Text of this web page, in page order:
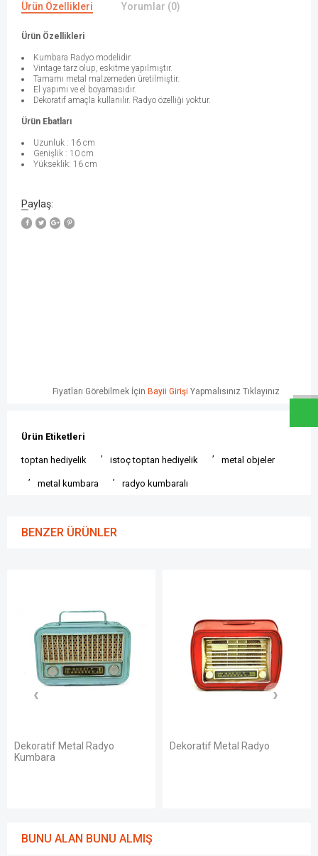
Fiyatları Görebilmek İçin Bayii Girişi Yapmalısınız Tıklayınız
Ürün Özellikleri Yorumlar (0)
Ürün Özellikleri
Kumbara Radyo modelidir.
Vintage tarz olup, eskitme yapılmıştır.
Tamamı metal malzemeden üretilmiştir.
El yapımı ve el boyamasıdır.
Dekoratif amaçla kullanılır. Radyo özelliği yoktur.
Ürün Ebatları
Uzunluk : 16 cm
Genişlik : 10 cm
Yükseklik: 16 cm
Paylaş:
Ürün Etiketleri
toptan hediyelik
,
istoç toptan hediyelik
,
metal objeler
,
metal kumbara
,
radyo kumbaralı
BENZER ÜRÜNLER
Metal Radyo
Dekoratif Metal Radyo
BUNU ALAN BUNU ALMIŞ